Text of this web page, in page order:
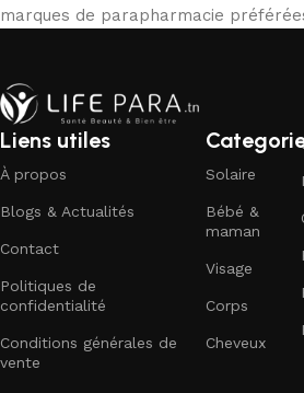
marques de parapharmacie
Liens utiles
À propos
Blogs & Actualités
Contact
Politiques de
confidentialité
Conditions générales de
vente
Solaire
Bébé &
maman
Visage
Corps
Cheveux